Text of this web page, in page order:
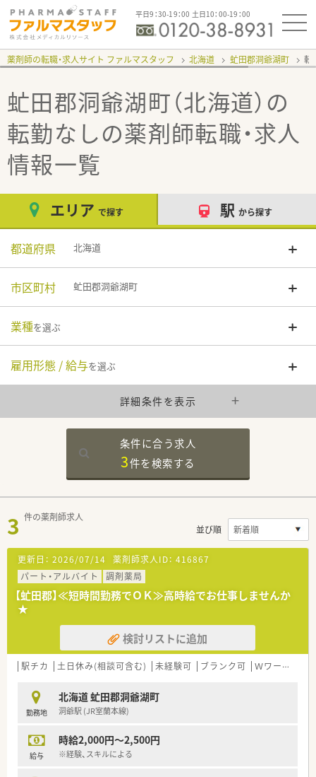
平日9：30-19：00 土日10：00-19：00
薬剤師の転職・求人サイト ファルマスタッフ 北海道 虻田郡洞爺湖町 転
虻田郡洞爺湖町（北海道）の
転勤なしの薬剤師転職・求人
情報一覧
エリア で探す 駅 から探す
都道府県 北海道
市区町村 虻田郡洞爺湖町
業種を選ぶ
雇用形態 / 給与を選ぶ
詳細条件を表示
条件に合う求人
3件を検索する
3 件の薬剤師求人
並び順
更新日： 2026/07/14 薬剤師求人ID： 416867
パート・アルバイト
調剤薬局
【虻田郡】≪短時間勤務でＯＫ≫高時給でお仕事しませんか
★
検討リストに追加
駅チカ 土日休み(相談可含む) 未経験可 ブランク可 Ｗワーク可
勤務地
北海道 虻田郡洞爺湖町
洞爺駅 (JR室蘭本線)
給与
時給2,000円～2,500円
※経験、スキルによる